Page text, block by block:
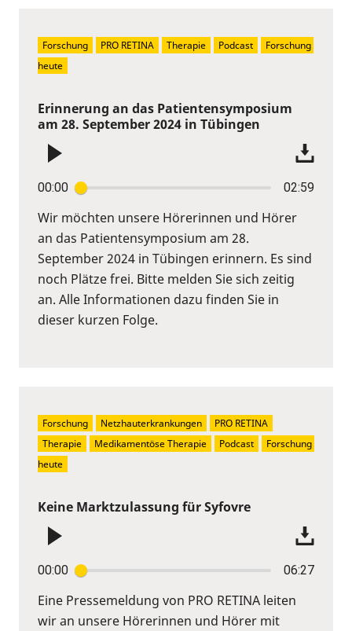
Erinnerung an das Patientensymposium
am 28. September 2024 in Tübingen
00:00 02:59
Wir möchten unsere Hörerinnen und Hörer
an das Patientensymposium am 28.
September 2024 in Tübingen erinnern. Es sind
noch Plätze frei. Bitte melden Sie sich zeitig
an. Alle Informationen dazu finden Sie in
dieser kurzen Folge.
Forschung PRO RETINA Therapie Podcast
Forschung
heute
Keine Marktzulassung für Syfovre
00:00 06:27
Eine Pressemeldung von PRO RETINA leiten
wir an unsere Hörerinnen und Hörer mit
Forschung Netzhauterkrankungen
PRO RETINA
Therapie
Medikamentöse Therapie Podcast
Forschung
heute